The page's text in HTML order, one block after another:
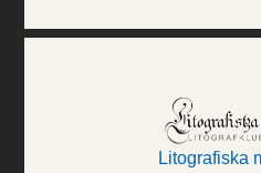
Litografiska